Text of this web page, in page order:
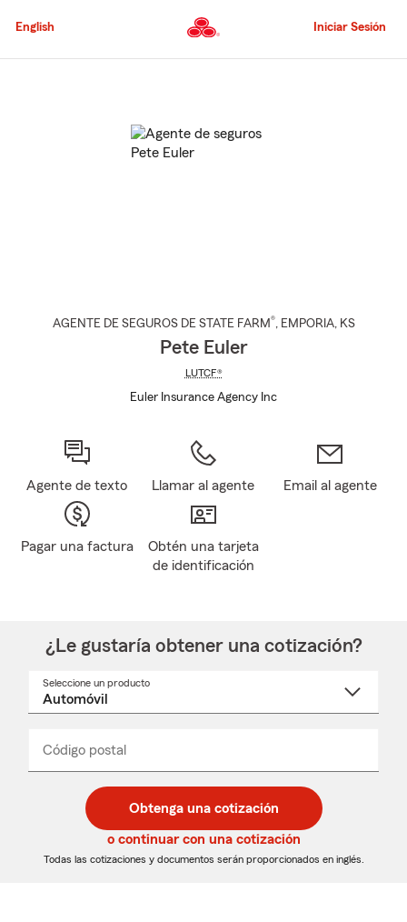
al
principal
English Iniciar Sesión
AGENTE DE SEGUROS DE STATE FARM®, EMPORIA, KS
Pete Euler
LUTCF®
Euler Insurance Agency Inc
Agente de texto Llamar al agente Email al agente
Pagar una factura
Obtén una tarjeta
de identificación
¿Le gustaría obtener una cotización?
Seleccione un producto
desplegable
Código postal
de
5
dígitos
de
5
dígitos
_____
Obtenga una cotización
o continuar con una cotización
Todas las cotizaciones y documentos serán proporcionados en inglés.